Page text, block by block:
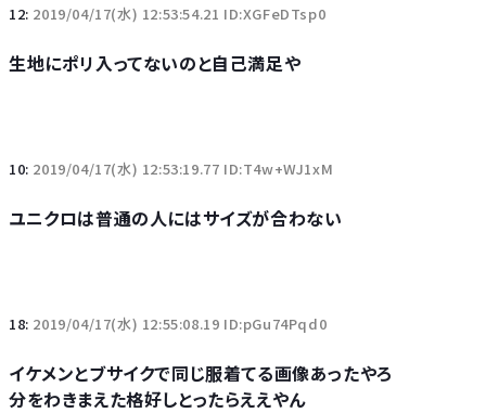
12: 2019/04/17(水) 12:53:54.21 ID:XGFeDTsp0
生地にポリ入ってないのと自己満足や
10: 2019/04/17(水) 12:53:19.77 ID:T4w+WJ1xM
ユニクロは普通の人にはサイズが合わない
18: 2019/04/17(水) 12:55:08.19 ID:pGu74Pqd0
イケメンとブサイクで同じ服着てる画像あったやろ
分をわきまえた格好しとったらええやん